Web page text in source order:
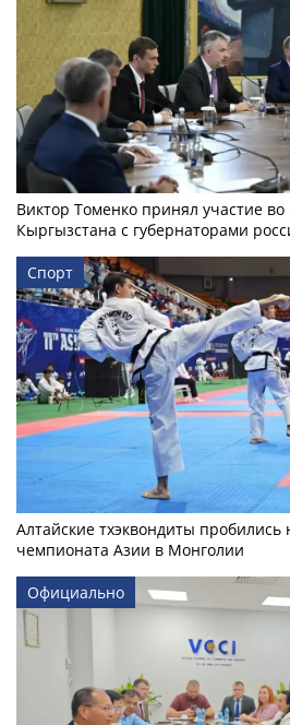
Виктор Томенко принял участие
Кыргызстана с губернаторами
Спорт
Алтайские тхэквондиты пробились
чемпионата Азии в Монголии
Официально